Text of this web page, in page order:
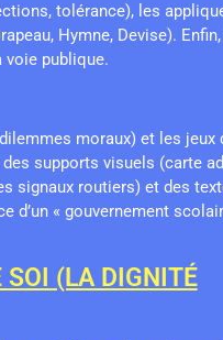
tolérance), les
Hymne, Devise).
publique.
moraux) et les jeux
supports visuels (carte
signaux routiers) et des
d’un « gouvernement
SOI (LA DIGNITÉ